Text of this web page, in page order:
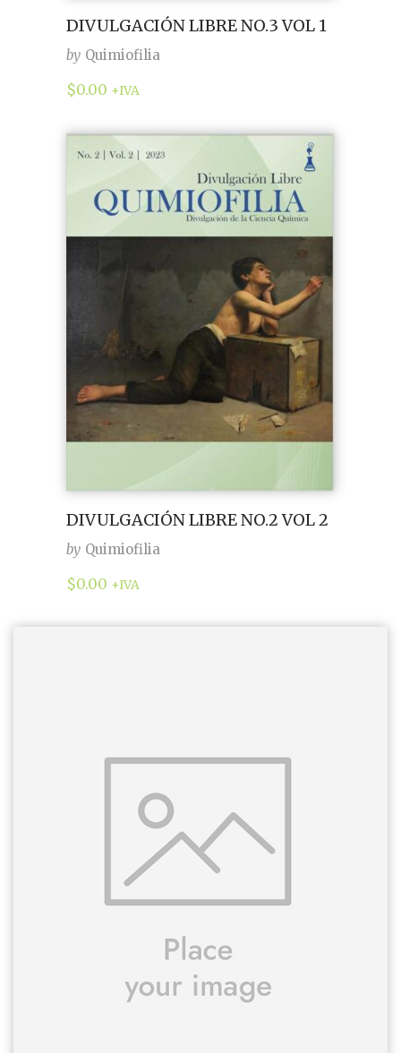
DIVULGACIÓN LIBRE NO.3 VOL 1
by Quimiofilia
$0.00 +IVA
DIVULGACIÓN LIBRE NO.2 VOL 2
by Quimiofilia
$0.00 +IVA